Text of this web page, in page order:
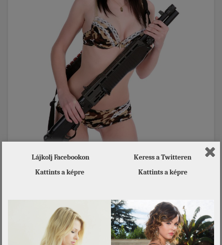
Lájkolj Facebookon
Kattints a képre
Keress a Twitteren
Kattints a képre